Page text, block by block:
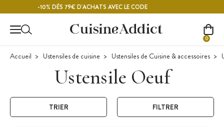
Contenu principal-10% DÈS 79€ D'ACHATS AVEC LE CODE
0
Accueil Ustensiles de cuisine Ustensiles de Cuisine & accessoires
Ustensile Oeuf
TRIER FILTRER